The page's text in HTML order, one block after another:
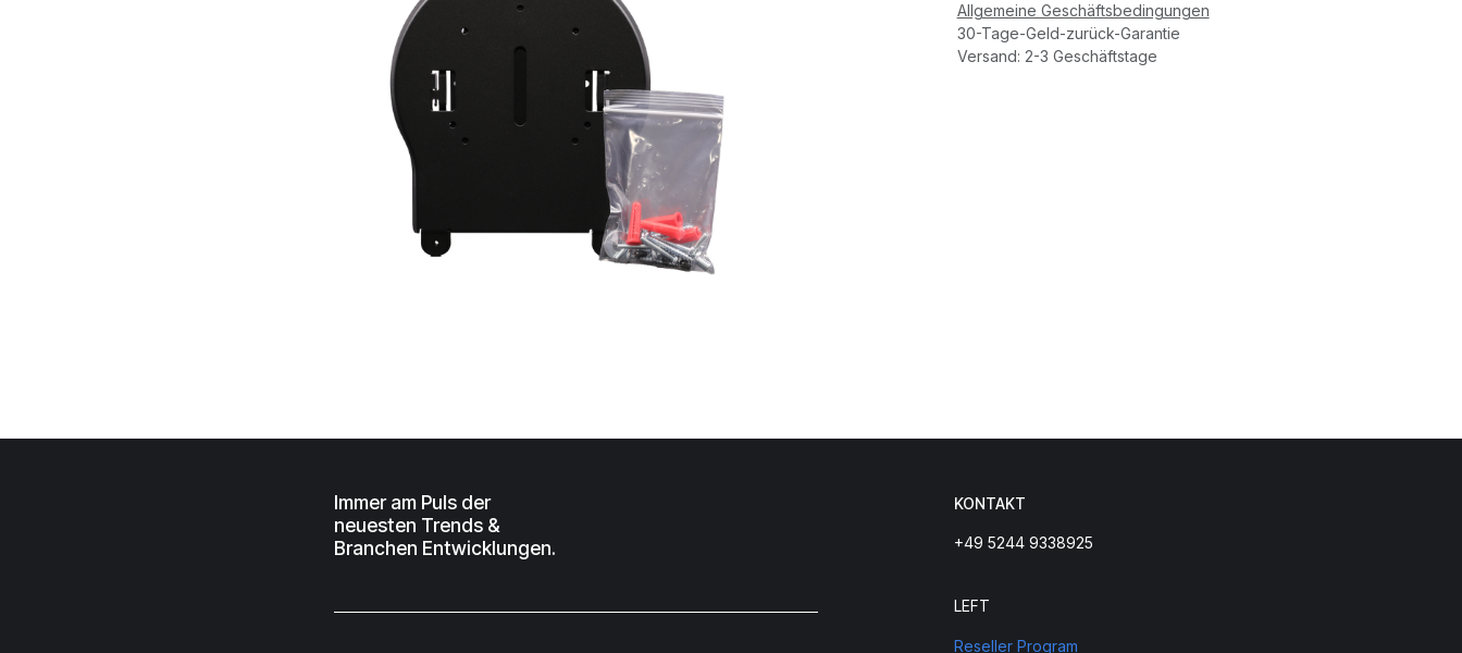
Allgemeine Geschäftsbedingungen
30-Tage-Geld-zurück-Garantie
Versand: 2-3 Geschäftstage
Immer am Puls der
neuesten Trends &
Branchen Entwicklungen.
KONTAKT
+49 5244 9338925
LEFT
Reseller Program